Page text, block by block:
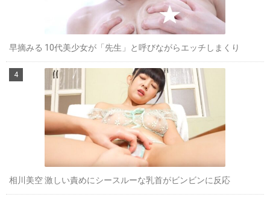
早摘みる 10代美少女が「先生」と呼びながらエッチしまくり
相川美空 激しい責めにシースルーな乳首がビンビンに反応